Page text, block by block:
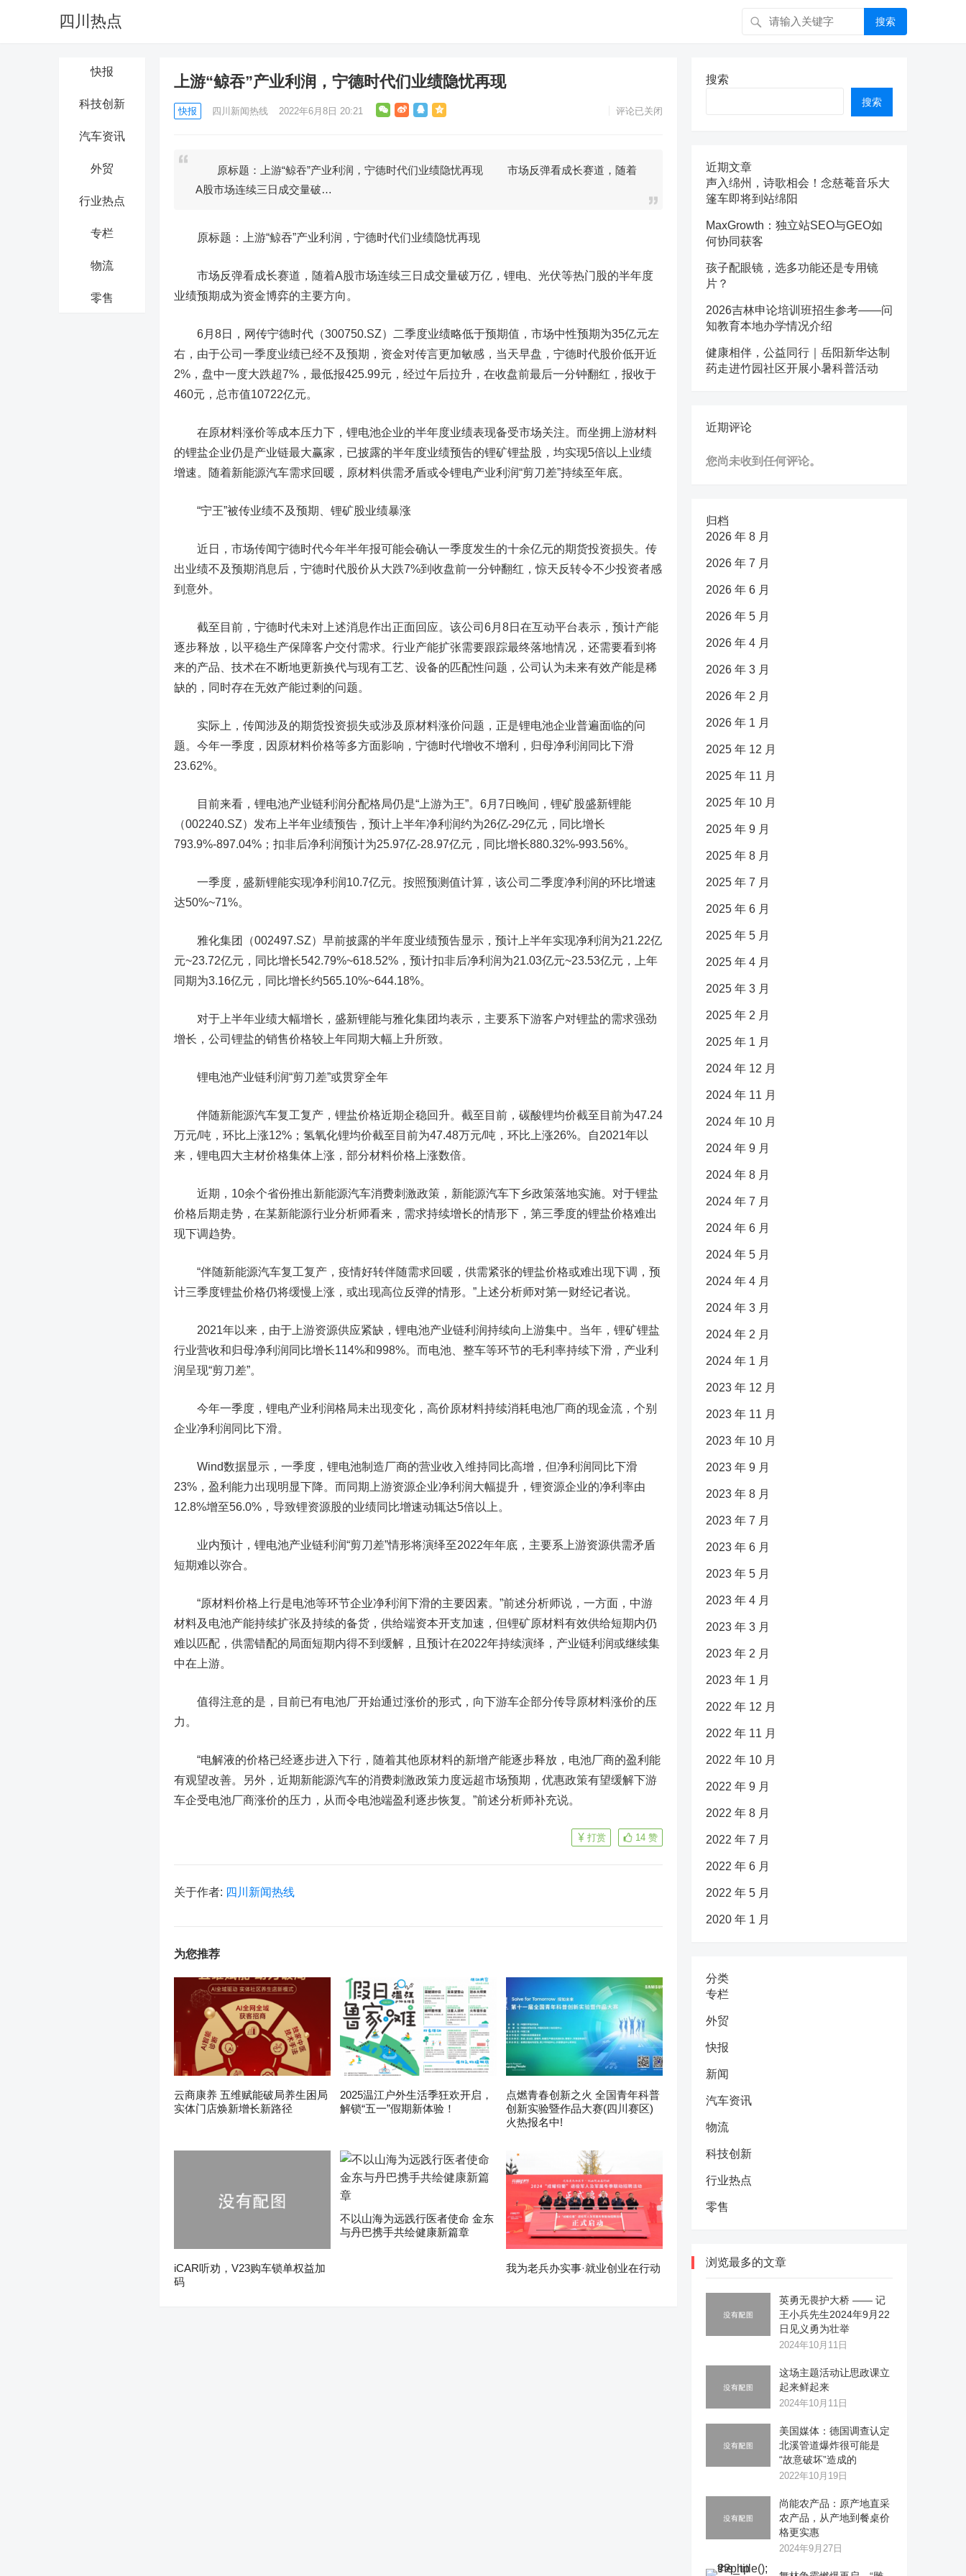
四川热点 搜索
快报
科技创新
汽车资讯
外贸
行业热点
专栏
物流
零售
上游“鲸吞”产业利润，宁德时代们业绩隐忧再现
快报 四川新闻热线 2022年6月8日 20:21 评论已关闭
原标题：上游“鲸吞”产业利润，宁德时代们业绩隐忧再现 市场反弹看成长赛道，随着
A股市场连续三日成交量破…
原标题：上游“鲸吞”产业利润， 宁德时代们业绩隐忧再现
市场反弹看成长赛道，随着A股市场连续三日成交量破万亿，锂电、光伏等热门股的半年度
业绩预期成为资金博弈的主要方向。
6月8日，网传宁德时代（300750.SZ）二季度业绩略低于预期值，市场中性预期为35亿元左
右，由于公司一季度业绩已经不及预期，资金对传言更加敏感，当天早盘，宁德时代股价低开近
2%，盘中一度大跌超7%，最低报425.99元，经过午后拉升，在收盘前最后一分钟翻红，报收于
460元，总市值10722亿元。
在原材料涨价等成本压力下，锂电池企业的半年度业绩表现备受市场关注。而坐拥上游材料
的锂盐企业仍是产业链最大赢家，已披露的半年度业绩预告的锂矿锂盐股，均实现5倍以上业绩
增速。随着新能源汽车需求回暖，原材料供需矛盾或令锂电产业利润“剪刀差”持续至年底。
“宁王”被传业绩不及预期、锂矿股业绩暴涨
近日，市场传闻宁德时代今年半年报可能会确认一季度发生的十余亿元的期货投资损失。传
出业绩不及预期消息后，宁德时代股价从大跌7%到收盘前一分钟翻红，惊天反转令不少投资者感
到意外。
截至目前，宁德时代未对上述消息作出正面回应。该公司6月8日在互动平台表示，预计产能
逐步释放，以平稳生产保障客户交付需求。行业产能扩张需要跟踪最终落地情况，还需要看到将
来的产品、技术在不断地更新换代与现有工艺、设备的匹配性问题，公司认为未来有效产能是稀
缺的，同时存在无效产能过剩的问题。
实际上，传闻涉及的期货投资损失或涉及原材料涨价问题，正是锂电池企业普遍面临的问
题。今年一季度，因原材料价格等多方面影响，宁德时代增收不增利，归母净利润同比下滑
23.62%。
目前来看，锂电池产业链利润分配格局仍是“上游为王”。6月7日晚间，锂矿股盛新锂能
（002240.SZ）发布上半年业绩预告，预计上半年净利润约为26亿-29亿元，同比增长
793.9%-897.04%；扣非后净利润预计为25.97亿-28.97亿元，同比增长880.32%-993.56%。
一季度，盛新锂能实现净利润10.7亿元。按照预测值计算，该公司二季度净利润的环比增速
达50%~71%。
雅化集团
（002497.SZ）早前披露的半年度业绩预告显示，预计上半年实现净利润为21.22亿
元~23.72亿元，同比增长542.79%~618.52%，预计扣非后净利润为21.03亿元~23.53亿元，上年
同期为3.16亿元，同比增长约565.10%~644.18%。
对于上半年业绩大幅增长，盛新锂能与雅化集团均表示，主要系下游客户对锂盐的需求强劲
增长，公司锂盐的销售价格较上年同期大幅上升所致。
锂电池产业链利润“剪刀差”或贯穿全年
伴随新能源汽车复工复产，锂盐价格近期企稳回升。截至目前，碳酸锂均价截至目前为47.24
万元/吨，环比上涨12%；氢氧化锂均价截至目前为47.48万元/吨，环比上涨26%。自2021年以
来，锂电四大主材价格集体上涨，部分材料价格上涨数倍。
近期，10余个省份推出新能源汽车消费刺激政策，新能源汽车下乡政策落地实施。对于锂盐
价格后期走势，在某新能源行业分析师看来，需求持续增长的情形下，第三季度的锂盐价格难出
现下调趋势。
“伴随新能源汽车复工复产，疫情好转伴随需求回暖，供需紧张的锂盐价格或难出现下调，预
计三季度锂盐价格仍将缓慢上涨，或出现高位反弹的情形。”上述分析师对第一财经记者说。
2021年以来，由于上游资源供应紧缺，锂电池产业链利润持续向上游集中。当年，锂矿锂盐
行业营收和归母净利润同比增长114%和998%。而电池、整车等环节的毛利率持续下滑，产业利
润呈现“剪刀差”。
今年一季度，锂电产业利润格局未出现变化，高价原材料持续消耗电池厂商的现金流，个别
企业净利润同比下滑。
Wind数据显示，一季度，锂电池制造厂商的营业收入维持同比高增，但净利润同比下滑
23%，盈利能力出现明显下降。而同期上游资源企业净利润大幅提升，锂资源企业的净利率由
12.8%增至56.0%，导致锂资源股的业绩同比增速动辄达5倍以上。
业内预计，锂电池产业链利润“剪刀差”情形将演绎至2022年年底，主要系上游资源供需矛盾
短期难以弥合。
“原材料价格上行是电池等环节企业净利润下滑的主要因素。”前述分析师说，一方面，中游
材料及电池产能持续扩张及持续的备货，供给端资本开支加速，但锂矿原材料有效供给短期内仍
难以匹配，供需错配的局面短期内得不到缓解，且预计在2022年持续演绎，产业链利润或继续集
中在上游。
值得注意的是，目前已有电池厂开始通过涨价的形式，向下游车企部分传导原材料涨价的压
力。
“电解液的价格已经逐步进入下行，随着其他原材料的新增产能逐步释放，电池厂商的盈利能
有观望改善。另外，近期新能源汽车的消费刺激政策力度远超市场预期，优惠政策有望缓解下游
车企受电池厂商涨价的压力，从而令电池端盈利逐步恢复。”前述分析师补充说。
14 赞
打赏
关于作者: 四川新闻热线
为您推荐
云商康养 五维赋能破局养生困局
实体门店焕新增长新路径
2025温江户外生活季狂欢开启，
解锁“五一”假期新体验！
点燃青春创新之火 全国青年科普
创新实验暨作品大赛(四川赛区)
火热报名中!
iCAR听劝，V23购车锁单权益加
码
不以山海为远践行医者使命 金东
与丹巴携手共绘健康新篇章
我为老兵办实事·就业创业在行动
搜索
搜索
近期文章
声入绵州，诗歌相会！念慈菴音乐大
篷车即将到站绵阳
MaxGrowth：独立站SEO与GEO如
何协同获客
孩子配眼镜，选多功能还是专用镜
片？
2026吉林申论培训班招生参考——问
知教育本地办学情况介绍
健康相伴，公益同行｜岳阳新华达制
药走进竹园社区开展小暑科普活动
近期评论
您尚未收到任何评论。
归档
2026 年 8 月
2026 年 7 月
2026 年 6 月
2026 年 5 月
2026 年 4 月
2026 年 3 月
2026 年 2 月
2026 年 1 月
2025 年 12 月
2025 年 11 月
2025 年 10 月
2025 年 9 月
2025 年 8 月
2025 年 7 月
2025 年 6 月
2025 年 5 月
2025 年 4 月
2025 年 3 月
2025 年 2 月
2025 年 1 月
2024 年 12 月
2024 年 11 月
2024 年 10 月
2024 年 9 月
2024 年 8 月
2024 年 7 月
2024 年 6 月
2024 年 5 月
2024 年 4 月
2024 年 3 月
2024 年 2 月
2024 年 1 月
2023 年 12 月
2023 年 11 月
2023 年 10 月
2023 年 9 月
2023 年 8 月
2023 年 7 月
2023 年 6 月
2023 年 5 月
2023 年 4 月
2023 年 3 月
2023 年 2 月
2023 年 1 月
2022 年 12 月
2022 年 11 月
2022 年 10 月
2022 年 9 月
2022 年 8 月
2022 年 7 月
2022 年 6 月
2022 年 5 月
2020 年 1 月
分类
专栏
外贸
快报
新闻
汽车资讯
物流
科技创新
行业热点
零售
浏览最多的文章
英勇无畏护大桥 —— 记
王小兵先生2024年9月22
日见义勇为壮举
2024年10月11日
这场主题活动让思政课立
起来鲜起来
2024年10月11日
美国媒体：德国调查认定
北溪管道爆炸很可能是
“故意破坏”造成的
2022年10月19日
尚能农产品：原产地直采
农产品，从产地到餐桌价
格更实惠
2024年9月27日